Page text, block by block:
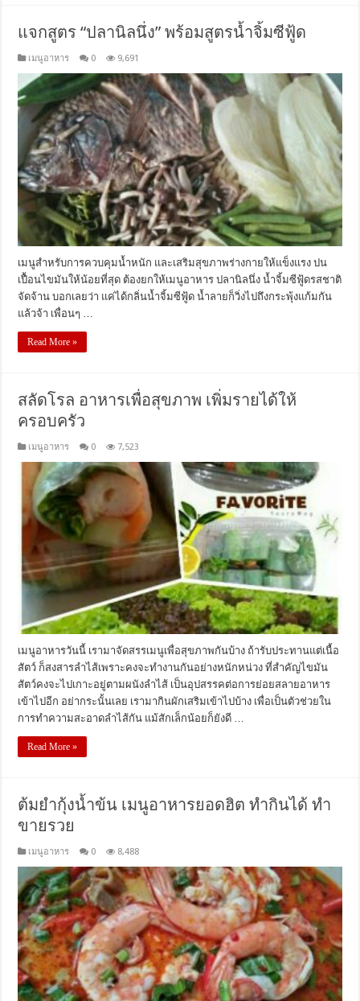
แจกสูตร “ปลานิลนึ่ง” พร้อมสูตรน้ำจิ้มซีฟู้ด
เมนูอาหาร 0 9,691
เมนูสำหรับการควบคุมน้ำหนัก และเสริมสุขภาพร่างกายให้แข็งแรง ปน
เปื้อนไขมันให้น้อยที่สุด ต้องยกให้เมนูอาหาร ปลานิลนึ่ง น้ำจิ้มซีฟู้ดรสชาติ
จัดจ้าน บอกเลยว่า แค่ได้กลิ่นน้ำจิ้มซีฟู้ด น้ำลายก็วิ่งไปถึงกระพุ้งแก้มกัน
แล้วจ้า เพื่อนๆ …
Read More »
สลัดโรล อาหารเพื่อสุขภาพ เพิ่มรายได้ให้
ครอบครัว
เมนูอาหาร 0 7,523
เมนูอาหารวันนี้ เรามาจัดสรรเมนูเพื่อสุขภาพกันบ้าง ถ้ารับประทานแต่เนื้อ
สัตว์ ก็สงสารลำไส้เพราะคงจะทำงานกันอย่างหนักหน่วง ที่สำคัญไขมัน
สัตว์คงจะไปเกาะอยู่ตามผนังลำไส้ เป็นอุปสรรคต่อการย่อยสลายอาหาร
เข้าไปอีก อย่ากระนั้นเลย เรามากินผักเสริมเข้าไปบ้าง เพื่อเป็นตัวช่วยใน
การทำความสะอาดลำไส้กัน แม้สักเล็กน้อยก็ยังดี …
Read More »
ต้มยำกุ้งน้ำข้น เมนูอาหารยอดฮิต ทำกินได้ ทำ
ขายรวย
เมนูอาหาร 0 8,488